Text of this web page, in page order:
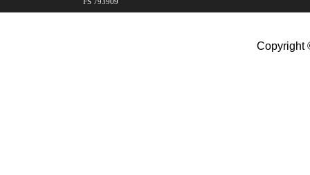
FS 793909
Copyright